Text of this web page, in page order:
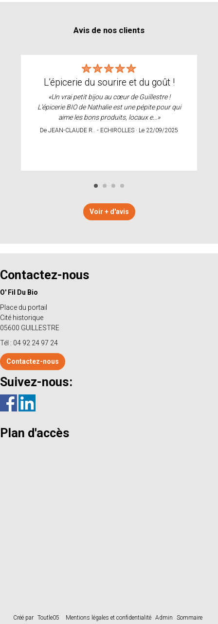
Avis de nos clients
l’épicerie du sourire et du goût !
«Un vrai petit bijou au cœur de Guillestre !
L'épicerie BIO de Nathalie est une pépite pour qui
aime les bons produits, locaux e...»
De JEAN-CLAUDE R.. - ECHIROLLES · Le 22/09/2025
Voir + d'avis
Contactez-nous
O' Fil Du Bio
Place du portail
Cité historique
05600 GUILLESTRE
Tél : 04 92 24 97 24
Contactez-nous
Suivez-nous:
Plan d'accès
Créé par Toutle05 Mentions légales et confidentialité Admin Sommaire